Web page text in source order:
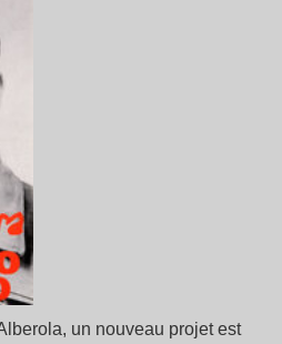
un nouveau projet est